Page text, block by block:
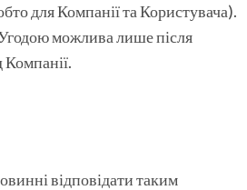
для Компанії та Користувача).
можлива лише після
Компанії.
відповідати таким